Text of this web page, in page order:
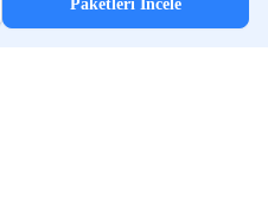
Paketleri İncele